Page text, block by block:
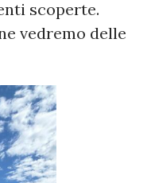
scoperte.
vedremo delle